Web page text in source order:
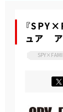
『
ュア ア